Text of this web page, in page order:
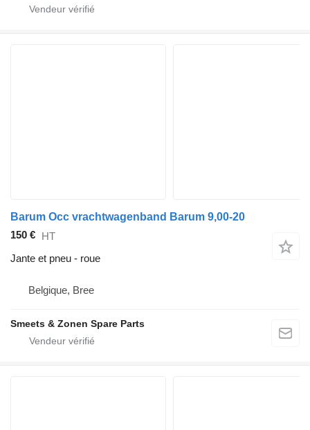
Barum Occ vrachtwagenband Barum 9,00-20
150 € HT
Jante et pneu - roue
Belgique, Bree
Smeets & Zonen Spare Parts